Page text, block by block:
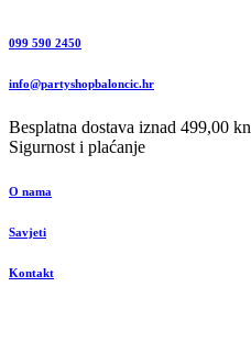
099 590 2450
info@partyshopbaloncic.hr
Besplatna dostava iznad 499,00 kn
Sigurnost i plaćanje
O nama
Savjeti
Kontakt